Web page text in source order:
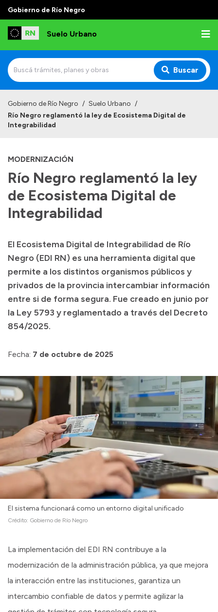
Gobierno de Río Negro
Suelo Urbano
Buscar
Gobierno de Río Negro / Suelo Urbano /
Río Negro reglamentó la ley de Ecosistema Digital de
Integrabilidad
MODERNIZACIÓN
Río Negro reglamentó la ley
de Ecosistema Digital de
Integrabilidad
El Ecosistema Digital de Integrabilidad de Río
Negro (EDI RN) es una herramienta digital que
permite a los distintos organismos públicos y
privados de la provincia intercambiar información
entre si de forma segura. Fue creado en junio por
la Ley 5793 y reglamentado a través del Decreto
854/2025.
Fecha: 7 de octubre de 2025
El sistema funcionará como un entorno digital unificado
Crédito: Gobierno de Río Negro
La implementación del EDI RN contribuye a la
modernización de la administración pública, ya que mejora
la interacción entre las instituciones, garantiza un
intercambio confiable de datos y permite agilizar la